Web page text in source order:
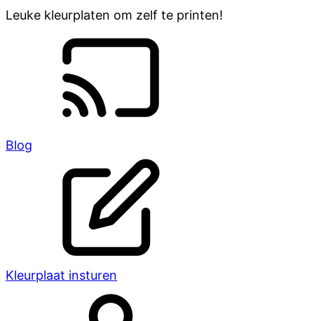
Leuke kleurplaten om zelf te printen!
Blog
Kleurplaat insturen